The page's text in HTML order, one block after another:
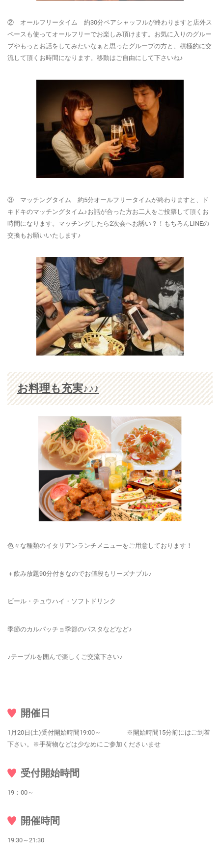
② オールフリータイム 約30分ペアシャッフルが終わりますと店外ス
ペースも使ってオールフリーでお楽しみ頂けます。お気に入りのグルー
プやもっとお話をしてみたいなぁと思ったグループの方と、積極的に交
流して頂くお時間になります。移動はご自由にして下さいね♪
③ マッチングタイム 約5分オールフリータイムが終わりますと、ド
キドキのマッチングタイム♪お話が合った方お二人をご投票して頂くお
時間になります。マッチングしたら2次会へお誘い？！もちろんLINEの
交換もお願いいたします♪
お料理も充実♪♪♪
色々な種類のイタリアンランチメニューをご用意しております！
＋飲み放題90分付きなのでお値段もリーズナブル♪
ビール・チュウハイ・ソフトドリンク
季節のカルパッチョ季節のパスタなどなど♪
♪テーブルを囲んで楽しくご交流下さい♪
開催日
1月20日(土)受付開始時間19:00～ ※開始時間15分前にはご到着
下さい。※手荷物などは少なめにご参加くださいませ
受付開始時間
19：00～
開催時間
19:30～21:30